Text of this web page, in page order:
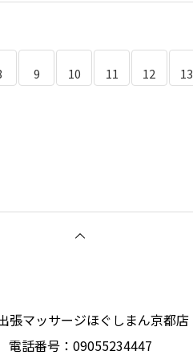
9 10 11 12 13
張マッサージほぐしまん京都店
電話番号：‭09055234447